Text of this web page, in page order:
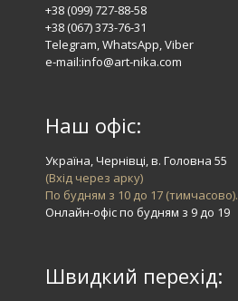
+38 (099) 727-88-58
+38 (067) 373-76-31
Telegram, WhatsApp, Viber
e-mail:info@art-nika.com
Наш офіс:
Україна, Чернівці, в. Головна 55
(Вхід через арку)
По будням з 10 до 17 (тимчасово).
Онлайн-офіс по будням з 9 до 19
Швидкий перехід: